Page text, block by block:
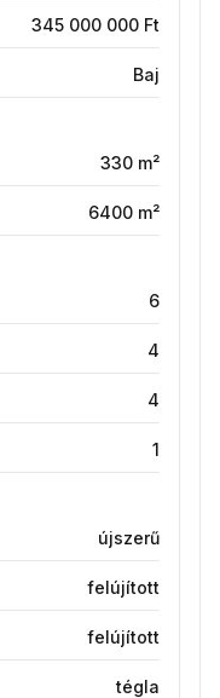
345 000 000 Ft
Baj
330 m²
6400 m²
6
4
4
1
újszerű
felújított
felújított
tégla